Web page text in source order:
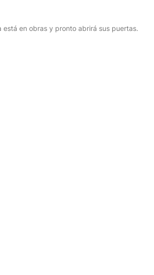
en obras y pronto abrirá sus puertas.